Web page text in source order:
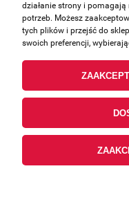
działanie strony i
potrzeb. Możesz
tych plików i przejść do
swoich preferencji,